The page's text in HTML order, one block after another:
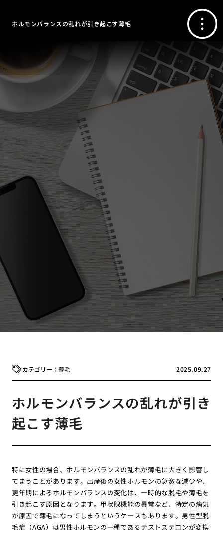
ホルモンバランスの乱れが引き起こす薄毛
2025.09.27
薄毛
ホルモンバランスの乱れが引き
起こす薄毛
特に女性の場合、ホルモンバランスの乱れが薄毛に大きく影響し
てまうことがあります。出産後の女性ホルモンの急激な減少や、
更年期によるホルモンバランスの変化は、一時的な脱毛や薄毛を
引き起こす原因となります。甲状腺機能の異常など、特定の病気
が原因で薄毛になってしまうというケースもあります。男性型脱
毛症（AGA）は男性ホルモンの一種であるテストステロンが変換